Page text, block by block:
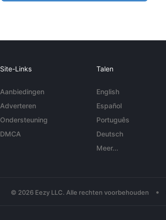
Site-Links
Aanbiedingen
Adverteren
Ondersteuning
DMCA
Talen
English
Español
Português
Deutsch
Meer...
© 2026 Eezy LLC. Alle rechten voorbehouden •